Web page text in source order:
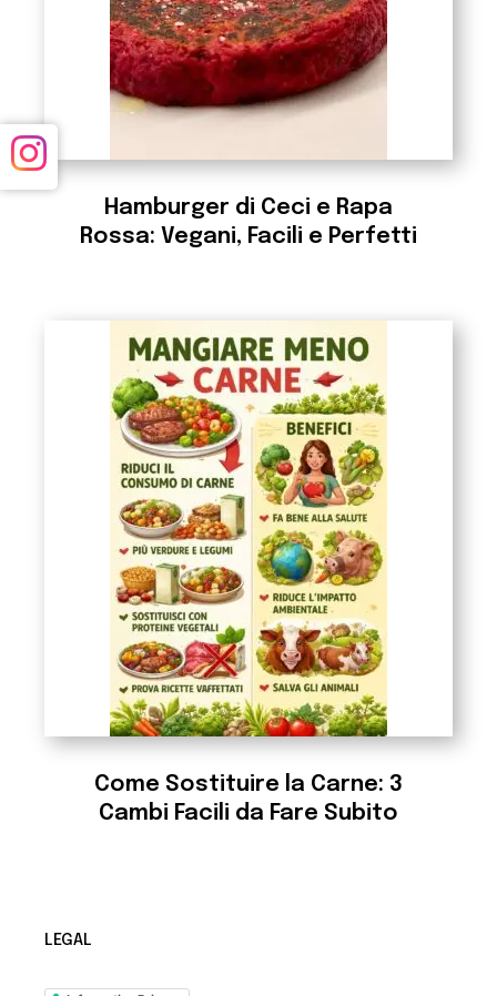
Hamburger di Ceci e Rapa
Rossa: Vegani, Facili e Perfetti
Come Sostituire la Carne: 3
Cambi Facili da Fare Subito
LEGAL